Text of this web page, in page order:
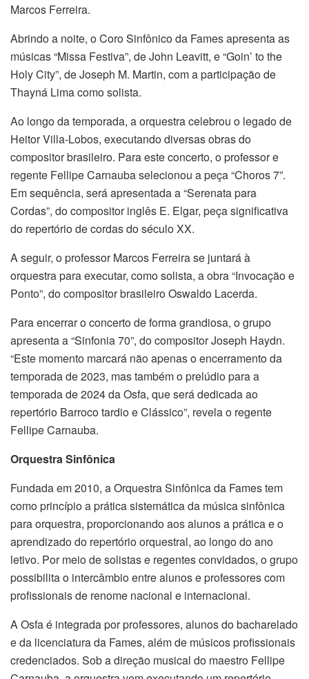
Marcos Ferreira.
Abrindo a noite, o Coro Sinfônico da Fames apresenta as
músicas “Missa Festiva”, de John Leavitt, e “Goin’ to the
Holy City”, de Joseph M. Martin, com a participação de
Thayná Lima como solista.
Ao longo da temporada, a orquestra celebrou o legado de
Heitor Villa-Lobos, executando diversas obras do
compositor brasileiro. Para este concerto, o professor e
regente Fellipe Carnauba selecionou a peça “Choros 7”.
Em sequência, será apresentada a “Serenata para
Cordas”, do compositor inglês E. Elgar, peça significativa
do repertório de cordas do século XX.
A seguir, o professor Marcos Ferreira se juntará à
orquestra para executar, como solista, a obra “Invocação e
Ponto”, do compositor brasileiro Oswaldo Lacerda.
Para encerrar o concerto de forma grandiosa, o grupo
apresenta a “Sinfonia 70”, do compositor Joseph Haydn.
“Este momento marcará não apenas o encerramento da
temporada de 2023, mas também o prelúdio para a
temporada de 2024 da Osfa, que será dedicada ao
repertório Barroco tardio e Clássico”, revela o regente
Fellipe Carnauba.
Orquestra Sinfônica
Fundada em 2010, a Orquestra Sinfônica da Fames tem
como princípio a prática sistemática da música sinfônica
para orquestra, proporcionando aos alunos a prática e o
aprendizado do repertório orquestral, ao longo do ano
letivo. Por meio de solistas e regentes convidados, o grupo
possibilita o intercâmbio entre alunos e professores com
profissionais de renome nacional e internacional.
A Osfa é integrada por professores, alunos do bacharelado
e da licenciatura da Fames, além de músicos profissionais
credenciados. Sob a direção musical do maestro Fellipe